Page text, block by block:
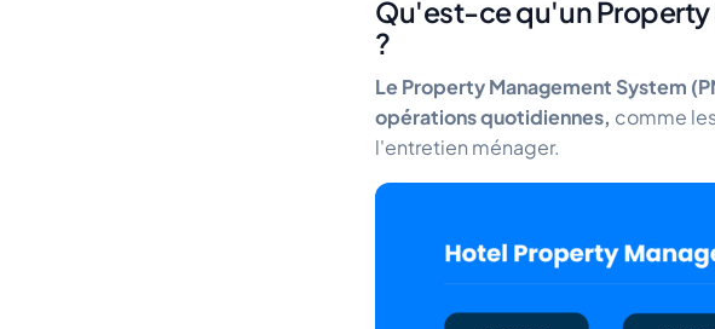
Qu'est-ce qu'un Property
?
Le Property Management System
opérations quotidiennes, comme
l'entretien ménager.